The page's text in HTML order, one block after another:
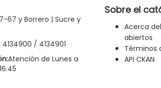
67 y Borrero | Sucre y
/ 4134901
Atención de Lunes a
Sobre el
Acerca
abiertos
Términos
API CKAN